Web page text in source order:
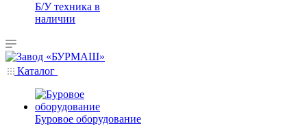
Б/У техника в
наличии
Каталог
Буровое оборудование